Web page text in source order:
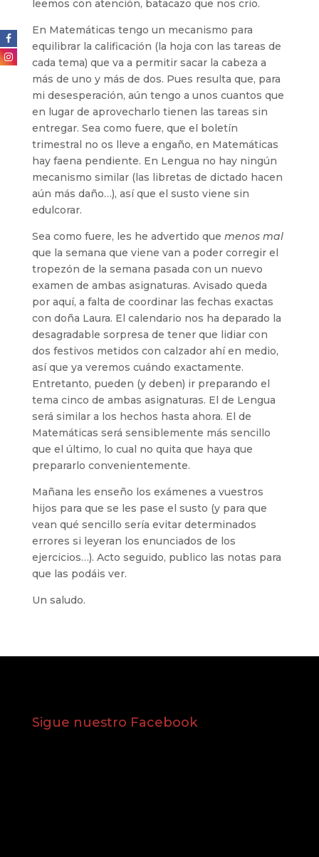
leemos con atención, batacazo que nos crio.
En Matemáticas tengo un mecanismo para
equilibrar la calificación (la hoja con las tareas de
cada tema) que va a permitir sacar la cabeza a
más de uno y más de dos. Pues resulta que, para
mi desesperación, aún tengo a unos cuantos que
en lugar de aprovecharlo tienen las tareas sin
entregar. Sea como fuere, que el boletín
trimestral no os lleve a engaño, en Matemáticas
hay faena pendiente. En Lengua no hay ningún
mecanismo similar (las libretas de dictado hacen
aún más daño…), así que el susto viene sin
edulcorar.
Sea como fuere, les he advertido que menos mal
que la semana que viene van a poder corregir el
tropezón de la semana pasada con un nuevo
examen de ambas asignaturas. Avisado queda
por aquí, a falta de coordinar las fechas exactas
con doña Laura. El calendario nos ha deparado la
desagradable sorpresa de tener que lidiar con
dos festivos metidos con calzador ahí en medio,
así que ya veremos cuándo exactamente.
Entretanto, pueden (y deben) ir preparando el
tema cinco de ambas asignaturas. El de Lengua
será similar a los hechos hasta ahora. El de
Matemáticas será sensiblemente más sencillo
que el último, lo cual no quita que haya que
prepararlo convenientemente.
Mañana les enseño los exámenes a vuestros
hijos para que se les pase el susto (y para que
vean qué sencillo sería evitar determinados
errores si leyeran los enunciados de los
ejercicios…). Acto seguido, publico las notas para
que las podáis ver.
Un saludo.
Sigue nuestro Facebook